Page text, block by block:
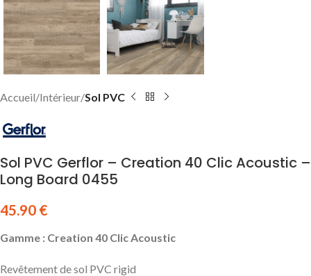
Accueil Intérieur Sol PVC
Sol PVC Gerflor – Creation 40 Clic Acoustic –
Long Board 0455
45.90 €
Gamme : Creation 40 Clic Acoustic
Revêtement de sol PVC rigid